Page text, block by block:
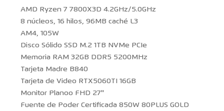
AMD Ryzen 7 7800X3D 4.2GHz/5.0GHz
8 núcleos, 16 hilos, 96MB caché L3
AM4, 105W
Disco Sólido SSD M.2 1TB NVMe PCIe
Memoria RAM 32GB DDR5 5200MHz
Tarjeta Madre B840
Tarjeta de Video RTX5060TI 16GB
Monitor Planoo FHD 27''
Fuente de Poder Certificada 850W 80PLUS GOLD